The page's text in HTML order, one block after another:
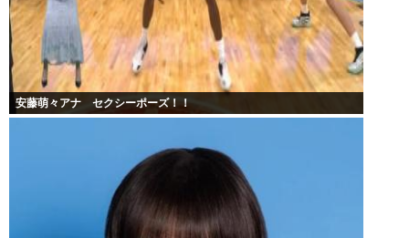
安藤萌々アナ セクシーポーズ！！